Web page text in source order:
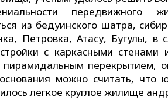
передвижного
из бедуинского шатра,
Петровка, Атасу, Бугулы, в
с каркасными
пирамидальным
можно считать, что
легкое круглое жилище